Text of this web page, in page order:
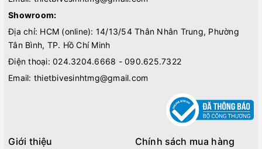
Showroom:
Địa chỉ: HCM (online): 14/13/54 Thân Nhân Trung, Phường
Tân Bình, TP. Hồ Chí Minh
Điện thoại: 024.3204.6668 - 090.625.7322
Email: thietbivesinhtmg@gmail.com
Giới thiệu Chính sách mua hàng